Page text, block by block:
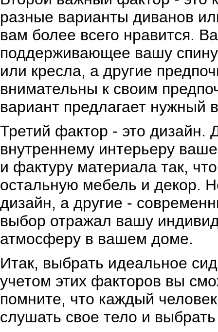
разные варианты диванов
вам более всего нравится.
поддерживающее вашу
или кресла, а другие
внимательны к своим
вариант предлагает нужный
Третий фактор - это дизайн.
внутреннему интерьеру
и фактуру материала так,
остальную мебель и декор.
дизайн, а другие -
выбор отражал вашу
атмосферу в вашем доме.
Итак, выбрать идеальное
учетом этих факторов вы
помните, что каждый
слушать свое тело и